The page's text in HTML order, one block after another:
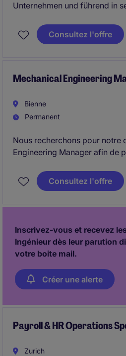
Unternehmen und führend in
Wir richten uns an eine
Persönlichkeit mit starkem
Anstellungsbedingungen zu
persönlichen
Consultez l'offre
Mechanical Engineering
Bienne
Permanent
Nous recherchons pour notre
Engineering Manager afin de
management d'une équipe
Consultez l'offre
Inscrivez-vous et recevez
Ingénieur dès leur parution
votre boite mail.
Créer une alerte
Payroll & HR Operations
Zurich